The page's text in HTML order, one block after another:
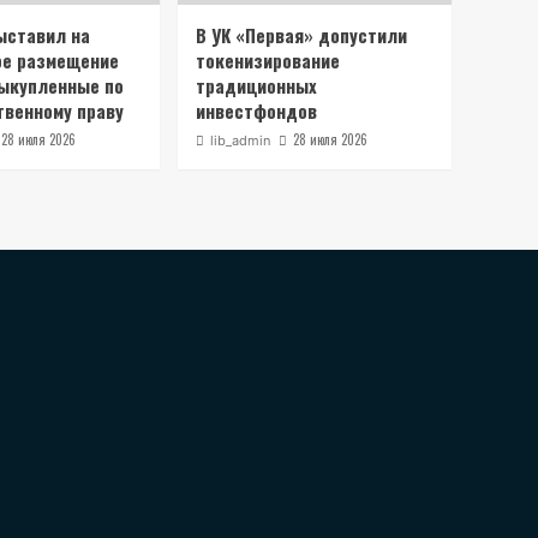
на
размещение
по
праву
28 июля 2026
В УК «Первая» допустили
токенизирование
традиционных
инвестфондов
lib_admin 28 июля 2026